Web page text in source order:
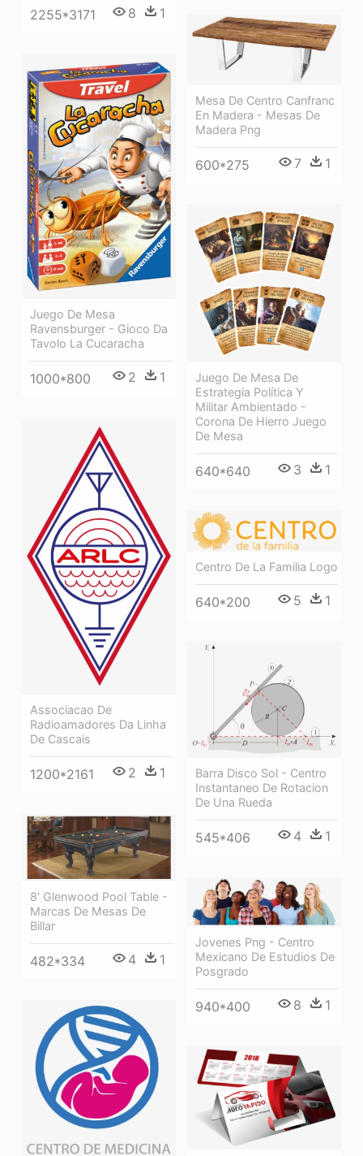
2255*3171 8 1
Mesa De Centro Canfranc
En Madera - Mesas De
Madera Png
600*275 7 1
Juego De Mesa
Ravensburger - Gioco Da
Tavolo La Cucaracha
1000*800 2 1
Juego De Mesa De
Estrategia Política Y
Militar Ambientado -
Corona De Hierro Juego
De Mesa
640*640 3 1
Associacao De
Radioamadores Da Linha
De Cascais
1200*2161 2 1
Centro De La Familia Logo
640*200 5 1
Barra Disco Sol - Centro
Instantaneo De Rotacion
De Una Rueda
545*406 4 1
8' Glenwood Pool Table -
Marcas De Mesas De
Billar
482*334 4 1
Jovenes Png - Centro
Mexicano De Estudios De
Posgrado
940*400 8 1